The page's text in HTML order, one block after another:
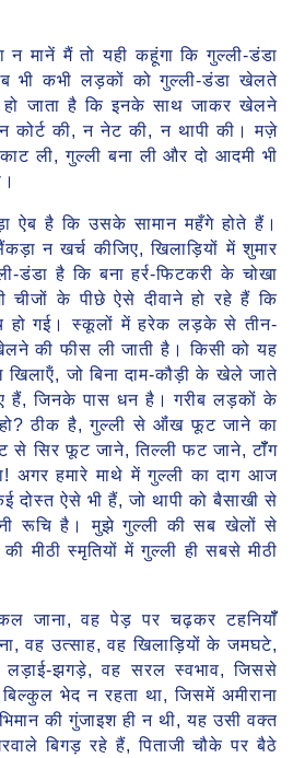
न मानें मैं तो यही कहूंगा कि गुल्ली-डंडा
भी कभी लड़कों को गुल्ली-डंडा खेलते
हो जाता है कि इनके साथ जाकर खेलने
की, न नेट की, न थापी की। मज़े
ली, गुल्ली बना ली और दो आदमी भी
ऐब है कि उसके सामान महँगे होते हैं।
न खर्च कीजिए, खिलाड़ियों में शुमार
डंडा है कि बना हर्र-फिटकरी के चोखा
चीजों के पीछे ऐसे दीवाने हो रहे हैं कि
हो गई। स्कूलों में हरेक लड़के से तीन-
की फीस ली जाती है। किसी को यह
जो बिना दाम-कौड़ी के खेले जाते
हैं, जिनके पास धन है। गरीब लड़कों के
ठीक है, गुल्ली से ऑंख फूट जाने का
से सिर फूट जाने, तिल्ली फट जाने, टॉँग
अगर हमारे माथे में गुल्ली का दाग आज
दोस्त ऐसे भी हैं, जो थापी को बैसाखी से
रूचि है। मुझे गुल्ली की सब खेलों से
मीठी स्मृतियों में गुल्ली ही सबसे मीठी
जाना, वह पेड़ पर चढ़कर टहनियॉँ
वह उत्साह, वह खिलाड़ियों के जमघटे,
लड़ाई-झगड़े, वह सरल स्वभाव, जिससे
भेद न रहता था, जिसमें अमीराना
की गुंजाइश ही न थी, यह उसी वक्त
बिगड़ रहे हैं, पिताजी चौके पर बैठे